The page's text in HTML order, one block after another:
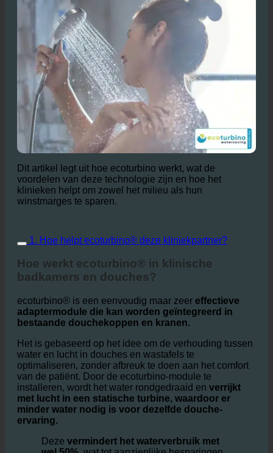
Dit artikel legt uit hoe ecoturbino werkt, wat de
voordelen van deze technologie zijn en hoe het
1. Hoe helpt ecoturbino® deze kliniekpartner?
badkamers en douches?
ecoturbino® is een eenvoudig maar zeer
adaptermodule die kan worden geïntegreerd in
bestaande douchekoppen en kranen.
Het is gebaseerd op het idee om de verhouding tussen
water en lucht in douches en wastafels te
optimaliseren, zonder afbreuk te doen aan het comfort
van de patiënt. Door de ecoturbino-module te
installeren, wordt het water rondgedraaid enverrijkt
met lucht in een statische turbine, waardoor er
minder water nodig is voor dezelfde douche-
ervaring.